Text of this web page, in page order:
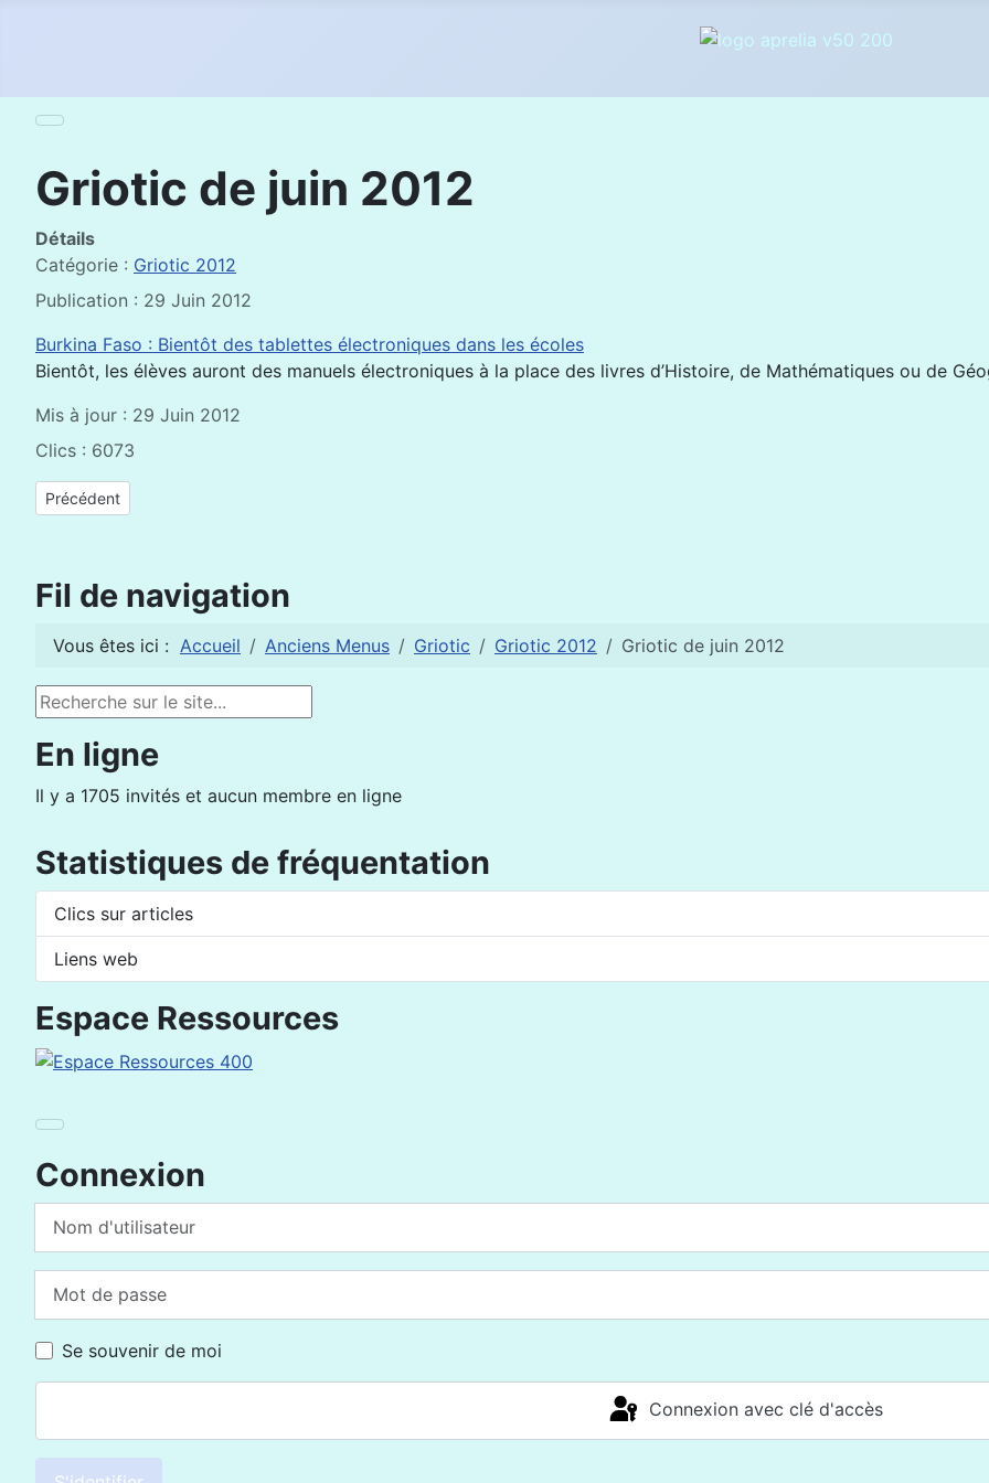
Espace Ressources
Connexion
Se souvenir de moi
Connexion avec clé d'accès
Griotic de juin 2012
Détails
Catégorie : Griotic 2012
Publication : 29 Juin 2012
Burkina Faso : Bientôt des tablettes électroniques dans les écoles
Bientôt, les élèves auront des manuels électroniques à la place des livres d’Histoire, de Mathématiques ou de
Mis à jour : 29 Juin 2012
Clics : 6073
Article précédent : Griotic de septembre 2012
Précédent
Fil de navigation
Vous êtes ici : Accueil Anciens Menus Griotic Griotic 2012 Griotic de juin 2012
Rechercher
En ligne
Il y a 1705 invités et aucun membre en ligne
Statistiques de fréquentation
Clics sur articles
Liens web